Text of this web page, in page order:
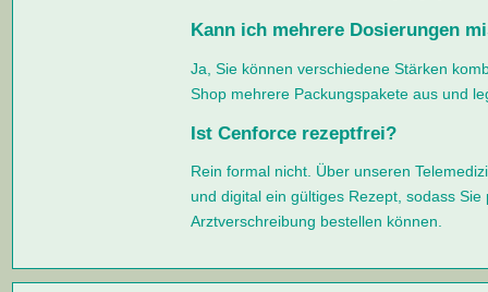
Kann ich mehrere Dosierungen
Ja, Sie können verschiedene Stärken
Shop mehrere Packungspakete aus und
Ist Cenforce rezeptfrei?
Rein formal nicht. Über unseren
und digital ein gültiges Rezept, sodass
Arztverschreibung bestellen können.